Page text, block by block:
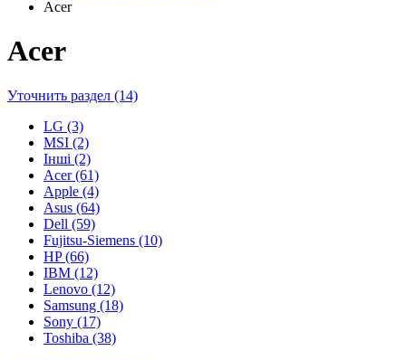
Acer
Acer
Уточнить раздел (14)
LG (3)
MSI (2)
Інші (2)
Acer (61)
Apple (4)
Asus (64)
Dell (59)
Fujitsu-Siemens (10)
HP (66)
IBM (12)
Lenovo (12)
Samsung (18)
Sony (17)
Toshiba (38)